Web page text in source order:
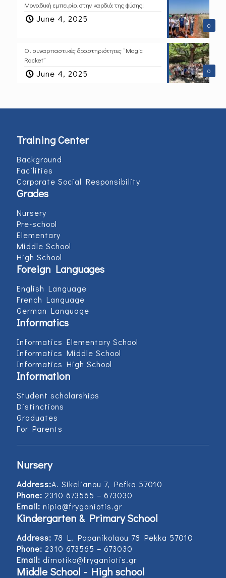
0
Μοναδική εμπειρία στην καρδιά της φύσης!
June 4, 2025
0
Οι συναρπαστικές δραστηριότητες “Magic
Racket”
June 4, 2025
Training Center
Background
Facilities
Corporate Social Responsibility
Grades
Nursery
Pre-school
Elementary
Middle School
High School
Foreign Languages
English Language
French Language
German Language
Informatics
Informatics Elementary School
Informatics Middle School
Informatics High School
Information
Student scholarships
Distinctions
Graduates
For Parents
Nursery
Address:Α. Sikelianou 7, Pefka 57010
Phone: 2310 673565 – 673030
Email: nipia@fryganiotis.gr
Kindergarten & Primary School
Address: 78 L. Papanikolaou 78 Pekka 57010
Phone: 2310 673565 – 673030
Email: dimotiko@fryganiotis.gr
Middle School - High school